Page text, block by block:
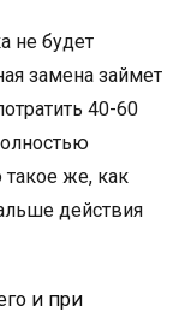
не будет
замена займет
40-60
такое же, как
действия
и при